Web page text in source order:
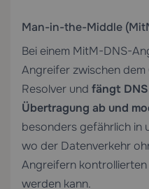
Man-in-the-Middle
Bei einem MitM-DNS-
Angreifer zwischen dem
Resolver und fängt
Übertragung ab und
besonders gefährlich in
wo der Datenverkehr
Angreifern
werden kann.